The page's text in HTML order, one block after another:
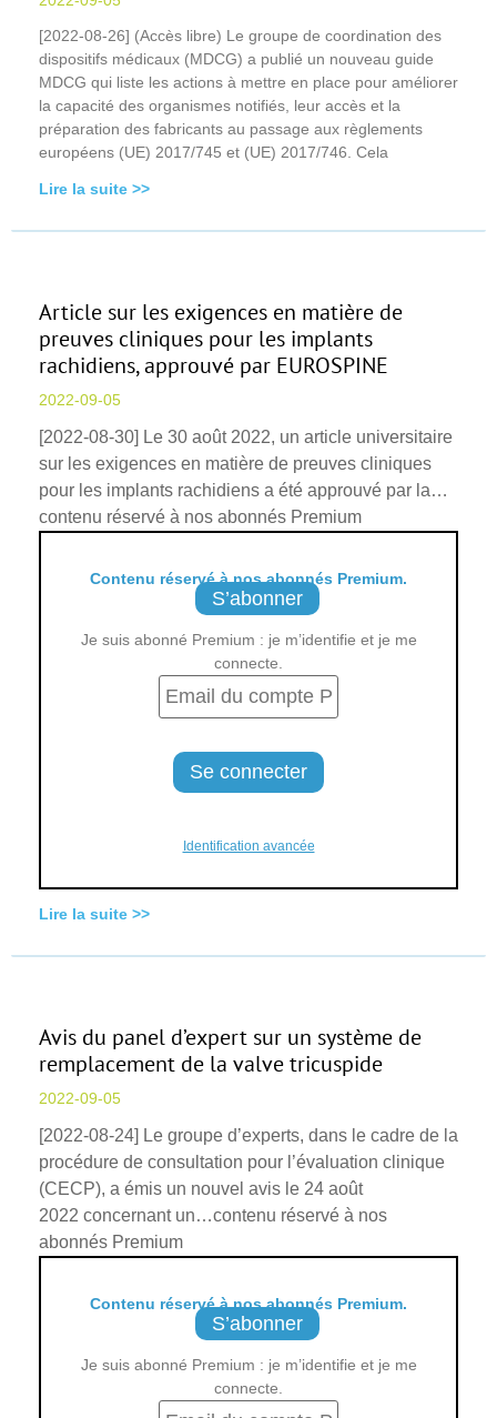
[2022-08-26] (Accès libre) Le groupe de coordination des
dispositifs médicaux (MDCG) a publié un nouveau guide
MDCG qui liste les actions à mettre en place pour améliorer
la capacité des organismes notifiés, leur accès et la
préparation des fabricants au passage aux règlements
européens (UE) 2017/745 et (UE) 2017/746. Cela
Lire la suite >>
Article sur les exigences en matière de
preuves cliniques pour les implants
rachidiens, approuvé par EUROSPINE
2022-09-05
[2022-08-30] Le 30 août 2022, un article universitaire
sur les exigences en matière de preuves cliniques
pour les implants rachidiens a été approuvé par la…
contenu réservé à nos abonnés Premium
Contenu réservé à nos abonnés Premium.
S’abonner
Je suis abonné Premium : je m’identifie et je me
connecte.
Identification avancée
Lire la suite >>
Avis du panel d’expert sur un système de
remplacement de la valve tricuspide
2022-09-05
[2022-08-24] Le groupe d’experts, dans le cadre de la
procédure de consultation pour l’évaluation clinique
(CECP), a émis un nouvel avis le 24 août
2022 concernant un…contenu réservé à nos
abonnés Premium
Contenu réservé à nos abonnés Premium.
S’abonner
Je suis abonné Premium : je m’identifie et je me
connecte.